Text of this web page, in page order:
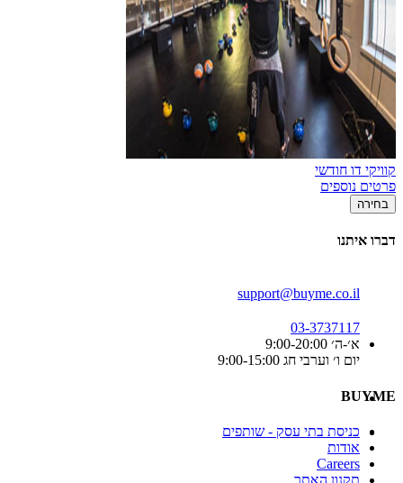
קוויקי דו חודשי
פרטים נוספים
בחירה
דברו איתנו
support@buyme.co.il
03-3737117
א׳-ה׳ 9:00-20:00
יום ו׳ וערבי חג 9:00-15:00
BUYME
כניסת בתי עסק - שותפים
אודות
Careers
תקנון האתר